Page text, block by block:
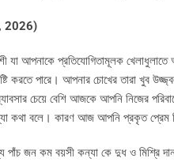
2026)
যা আপনাকে প্রতিযোগিতামূলক
করতে পারে। আপনার চোখের তারা খুব
চেয়ে বেশি আজকে আপনি নিজের
কথা বলে। কারণ আজ আপনি প্রকৃত প্রেম
পাঁচ জন কম বয়সী কন্যা কে দুধ ও মিশ্রি